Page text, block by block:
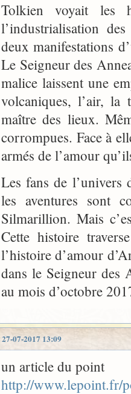
Tolkien voyait les
l’industrialisation
deux manifestations
Le Seigneur des
malice laissent une
volcaniques, l’air, la
maître des lieux.
corrompues. Face à
armés de l’amour
Les fans de l’univers
les aventures sont
Silmarillion. Mais
Cette histoire
l’histoire d’amour
dans le Seigneur des
au mois d’octobre
27-07-2017 13:09
un article du point
http://www.lepoint.fr/